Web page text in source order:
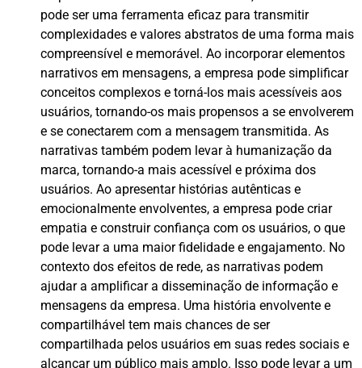
pode ser uma ferramenta eficaz para transmitir
complexidades e valores abstratos de uma forma mais
compreensível e memorável. Ao incorporar elementos
narrativos em mensagens, a empresa pode simplificar
conceitos complexos e torná-los mais acessíveis aos
usuários, tornando-os mais propensos a se envolverem
e se conectarem com a mensagem transmitida. As
narrativas também podem levar à humanização da
marca, tornando-a mais acessível e próxima dos
usuários. Ao apresentar histórias autênticas e
emocionalmente envolventes, a empresa pode criar
empatia e construir confiança com os usuários, o que
pode levar a uma maior fidelidade e engajamento. No
contexto dos efeitos de rede, as narrativas podem
ajudar a amplificar a disseminação de informação e
mensagens da empresa. Uma história envolvente e
compartilhável tem mais chances de ser
compartilhada pelos usuários em suas redes sociais e
alcançar um público mais amplo. Isso pode levar a um